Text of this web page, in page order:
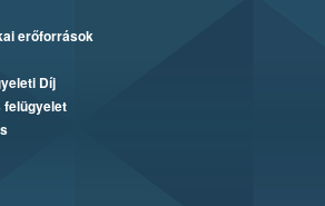
erőforrások
Díj
felügyelet